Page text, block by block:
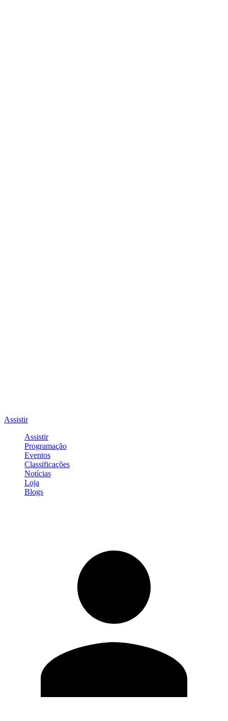
Assistir
Assistir
Programação
Eventos
Classificações
Notícias
Loja
Blogs